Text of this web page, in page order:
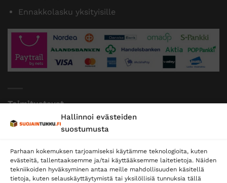
Hallinnoi evästeiden
suostumusta
Parhaan kokemuksen tarjoamiseksi käytämme teknologioita, kuten
evästeitä, tallentaaksemme ja/tai käyttääksemme laitetietoja. Näiden
tekniikoiden hyväksyminen antaa meille mahdollisuuden käsitellä
tietoja, kuten selauskäyttäytymistä tai yksilöllisiä tunnuksia tällä
Ennakkolasku yksityisille
Toimitustavat
Posti
Postnord